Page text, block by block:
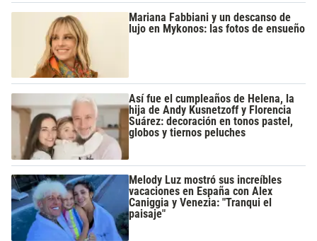
Mariana Fabbiani y un descanso de
lujo en Mykonos: las fotos de ensueño
Así fue el cumpleaños de Helena, la
hija de Andy Kusnetzoff y Florencia
Suárez: decoración en tonos pastel,
globos y tiernos peluches
Melody Luz mostró sus increíbles
vacaciones en España con Alex
Caniggia y Venezia: "Tranqui el
paisaje"